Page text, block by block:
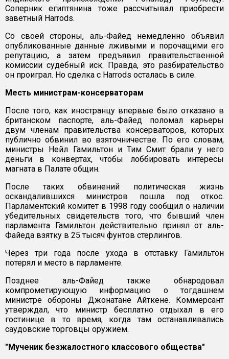
Соперник египтянина тоже рассчитывал приобрести
заветный Harrods.
Со своей стороны, аль-Файед немедленно объявил
опубликованные данные лживыми и порочащими его
репутацию, а затем предъявил правительственной
комиссии судебный иск. Правда, это разбирательство
он проиграл. Но сделка с Harrods осталась в силе.
Месть министрам-консерваторам
После того, как иностранцу впервые было отказано в
британском паспорте, аль-Файед поломал карьеры
двум членам правительства консерваторов, которых
публично обвинил во взяточничестве. По его словам,
министры Нейл Гамильтон и Тим Смит брали у него
деньги в конвертах, чтобы лоббировать интересы
магната в Палате общин.
После таких обвинений политическая жизнь
оскандалившихся министров пошла под откос.
Парламентский комитет в 1998 году сообщил о наличии
убедительных свидетельств того, что бывший член
парламента Гамильтон действительно принял от аль-
Файеда взятку в 25 тысяч фунтов стерлингов.
Через три года после ухода в отставку Гамильтон
потерял и место в парламенте.
Позднее аль-Файед также обнародовал
компрометирующую информацию о тогдашнем
министре обороны Джонатане Айткене. Коммерсант
утверждал, что министр бесплатно отдыхал в его
гостинице в то время, когда там останавливались
саудовские торговцы оружием.
"Мученик безжалостного классового общества"